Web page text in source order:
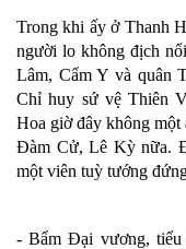
Trong khi ấy ở Thanh
người lo không địch
Lâm, Cẩm Y và quân
Chỉ huy sứ vệ Thiên
Hoa giờ đây không
Đàm Cử, Lê Kỳ nữa.
một viên tuỳ tướng
- Bẩm Đại vương,